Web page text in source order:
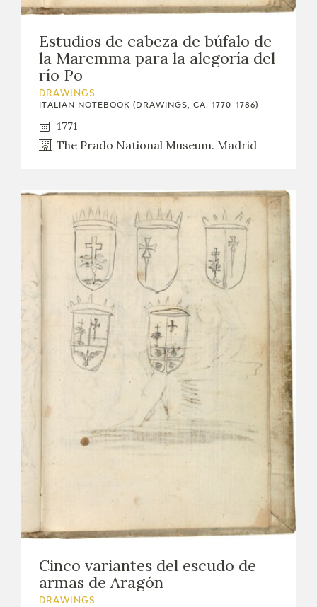
Estudios de cabeza de búfalo de
la Maremma para la alegoría del
río Po
DRAWINGS
ITALIAN NOTEBOOK (DRAWINGS, CA. 1770-1786)
1771
The Prado National Museum. Madrid
Cinco variantes del escudo de
armas de Aragón
DRAWINGS